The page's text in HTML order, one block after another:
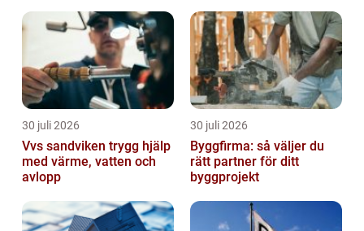
30 juli 2026
Vvs sandviken trygg hjälp
med värme, vatten och
avlopp
30 juli 2026
Byggfirma: så väljer du
rätt partner för ditt
byggprojekt